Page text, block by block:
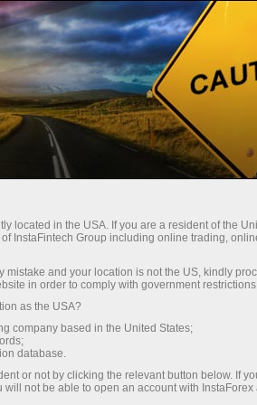
ви отримуєте доступ
кредитне плече до
з найкращих
на ринку, а
умови для
та індексами
- максимум
кожен депозит
трасі
located in the USA. If you are a resident of the
InstaFintech Group including online trading,
mistake and your location is not the US, kindly
in order to comply with government
as the USA?
company based in the United States;
database.
or not by clicking the relevant button below. If
not be able to open an account with InstaForex